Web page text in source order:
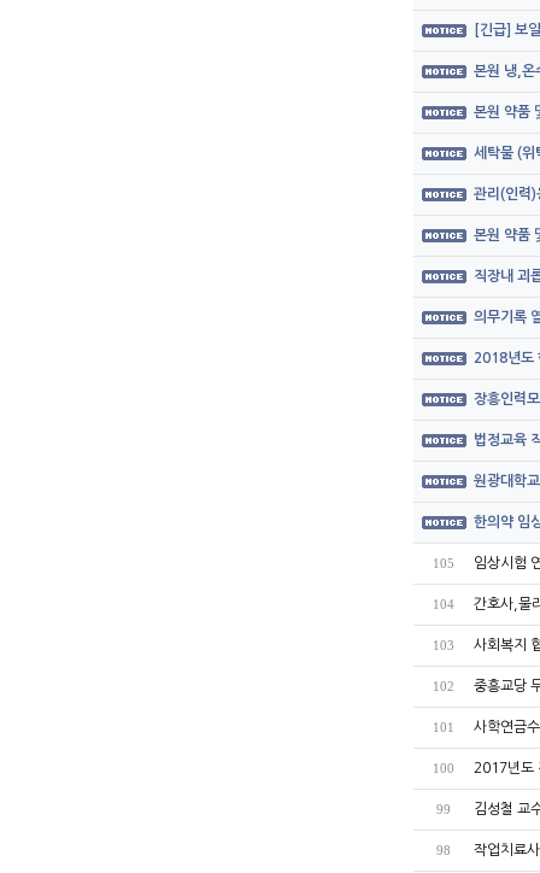
[긴급] 보
본원 냉,온
본원 약품
세탁물 (위
관리(인력)
본원 약품
직장내 괴
의무기록
2018년도
장흥인력
법정교육
원광대학
한의약 임
105 임상시험
104 간호사,물
103 사회복지
102 중흥교당
101 사학연금
100 2017년도
99 김성철 교
98 작업치료